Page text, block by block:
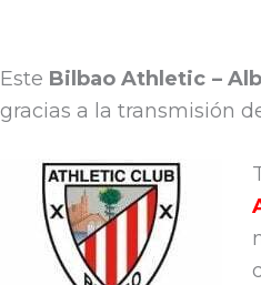
Este Bilbao Athletic –
gracias a la transmisión